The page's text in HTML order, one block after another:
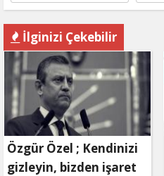
İlginizi Çekebilir
Özgür Özel ; Kendinizi
gizleyin, bizden işaret